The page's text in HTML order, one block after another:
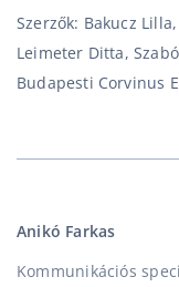
Szerzők: Bakucz
Leimeter Ditta,
Budapesti Corvinus
Anikó Farkas
Kommunikációs